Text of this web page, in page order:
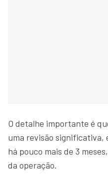
O detalhe importante é
uma revisão significativa,
há pouco mais de 3
da operação.